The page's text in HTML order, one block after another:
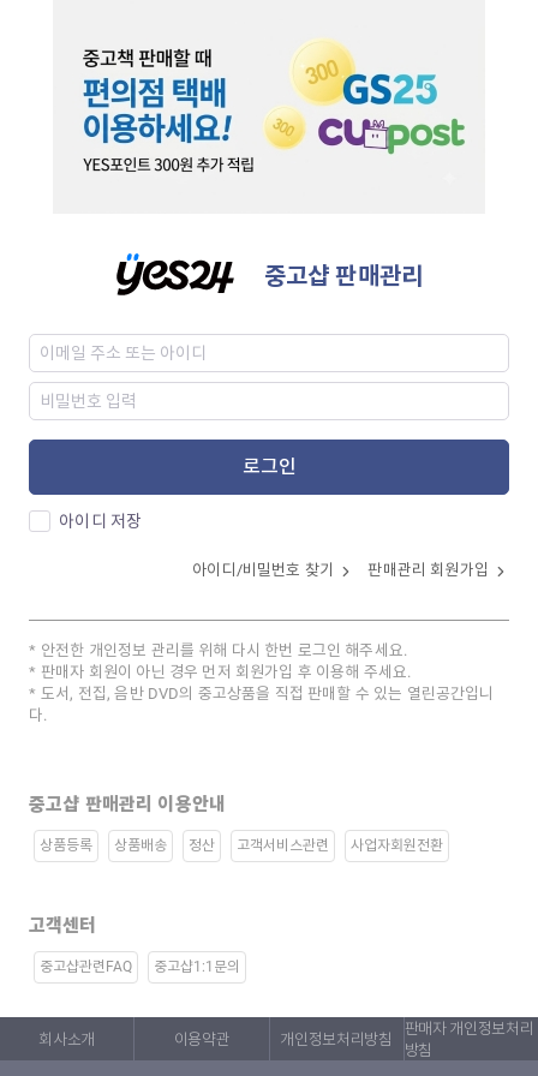
중고샵 판매관리
로그인
아이디 저장
아이디/비밀번호 찾기 판매관리 회원가입
안전한 개인정보 관리를 위해 다시 한번 로그인 해주세요.
판매자 회원이 아닌 경우 먼저 회원가입 후 이용해 주세요.
도서, 전집, 음반 DVD의 중고상품을 직접 판매할 수 있는 열린공간입니
다.
중고샵 판매관리 이용안내
상품등록 상품배송 정산 고객서비스관련 사업자회원전환
고객센터
중고샵관련FAQ 중고샵1:1문의
회사소개 이용약관 개인정보처리방침
판매자 개인정보처리
방침